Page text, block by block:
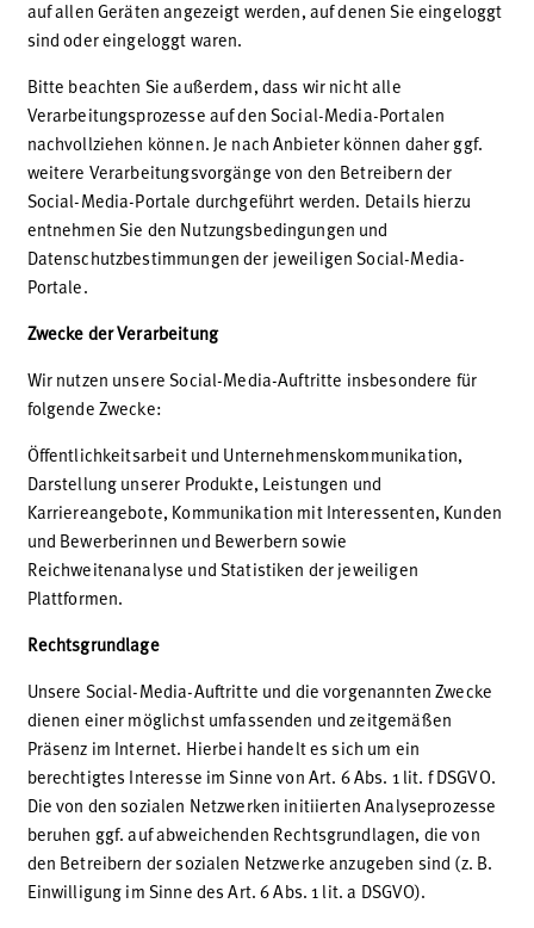
auf allen Geräten angezeigt werden, auf denen Sie eingeloggt
sind oder eingeloggt waren.
Bitte beachten Sie außerdem, dass wir nicht alle
Verarbeitungsprozesse auf den Social-Media-Portalen
nachvollziehen können. Je nach Anbieter können daher ggf.
weitere Verarbeitungsvorgänge von den Betreibern der
Social-Media-Portale durchgeführt werden. Details hierzu
entnehmen Sie den Nutzungsbedingungen und
Datenschutzbestimmungen der jeweiligen Social-Media-
Portale.
Zwecke der Verarbeitung
Wir nutzen unsere Social-Media-Auftritte insbesondere für
folgende Zwecke:
Öffentlichkeitsarbeit und Unternehmenskommunikation,
Darstellung unserer Produkte, Leistungen und
Karriereangebote, Kommunikation mit Interessenten, Kunden
und Bewerberinnen und Bewerbern sowie
Reichweitenanalyse und Statistiken der jeweiligen
Plattformen.
Rechtsgrundlage
Unsere Social-Media-Auftritte und die vorgenannten Zwecke
dienen einer möglichst umfassenden und zeitgemäßen
Präsenz im Internet. Hierbei handelt es sich um ein
berechtigtes Interesse im Sinne von Art. 6 Abs. 1 lit. f DSGVO.
Die von den sozialen Netzwerken initiierten Analyseprozesse
beruhen ggf. auf abweichenden Rechtsgrundlagen, die von
den Betreibern der sozialen Netzwerke anzugeben sind (z. B.
Einwilligung im Sinne des Art. 6 Abs. 1 lit. a DSGVO).